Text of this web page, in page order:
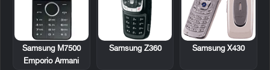
Samsung X430
Samsung Z360
Samsung M7500
Emporio Armani